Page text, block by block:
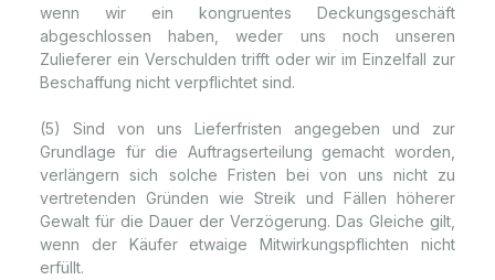
wenn wir ein kongruentes Deckungsgeschäft
abgeschlossen haben, weder uns noch unseren
Zulieferer ein Verschulden trifft oder wir im Einzelfall zur
Beschaffung nicht verpflichtet sind.
(5) Sind von uns Lieferfristen angegeben und zur
Grundlage für die Auftragserteilung gemacht worden,
verlängern sich solche Fristen bei von uns nicht zu
vertretenden Gründen wie Streik und Fällen höherer
Gewalt für die Dauer der Verzögerung. Das Gleiche gilt,
wenn der Käufer etwaige Mitwirkungspflichten nicht
erfüllt.